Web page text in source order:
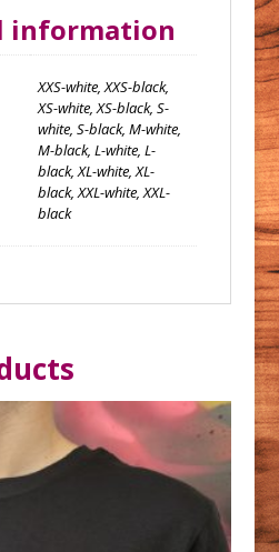
information
XXS-white, XXS-black,
XS-white, XS-black, S-
white, S-black, M-white,
M-black, L-white, L-
black, XL-white, XL-
black, XXL-white, XXL-
black